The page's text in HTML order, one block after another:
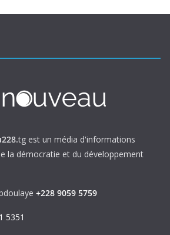
tg est un média d'informations
la démocratie et du développement
+228 9059 5759
5351